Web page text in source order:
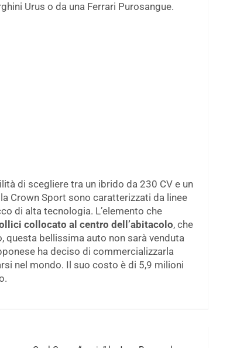
Urus o da una Ferrari Purosangue.
di scegliere tra un ibrido da 230 CV e un
Crown Sport sono caratterizzati da linee
di alta tecnologia. L’elemento che
collocato al centro dell’abitacolo, che
questa bellissima auto non sarà venduta
ha deciso di commercializzarla
nel mondo. Il suo costo è di 5,9 milioni